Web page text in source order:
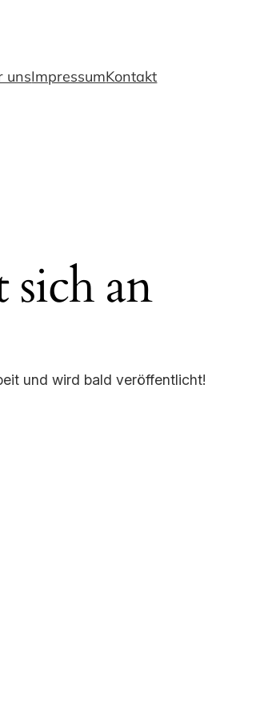
unsImpressumKontakt
an
und wird bald veröffentlicht!